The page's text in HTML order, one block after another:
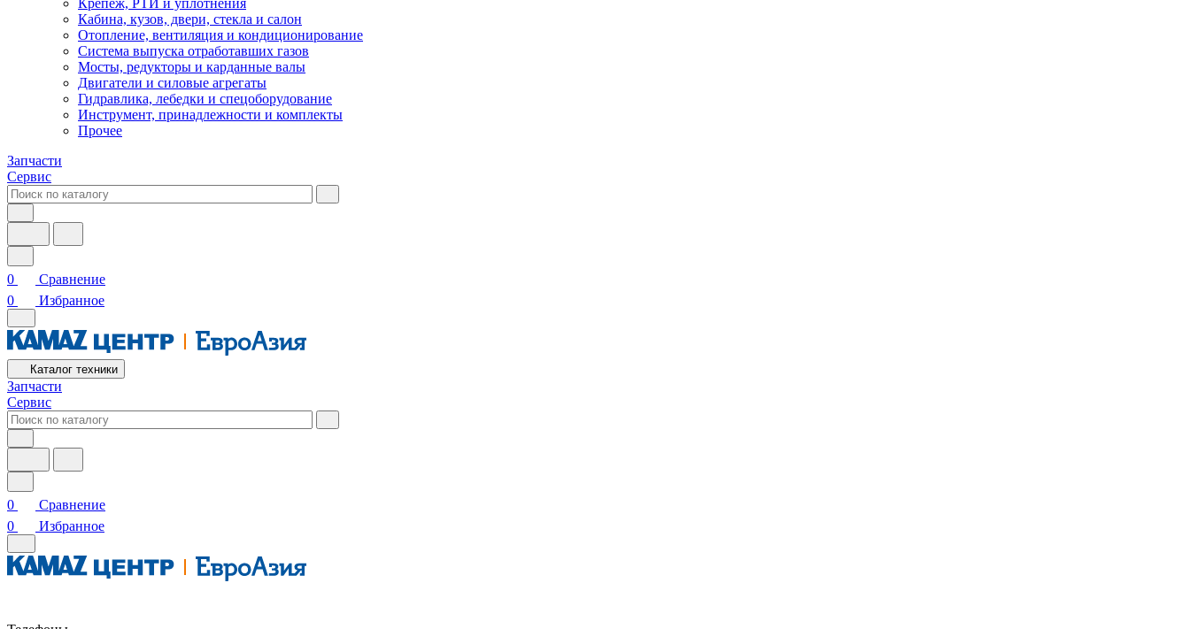
Крепеж, РТИ и уплотнения
Кабина, кузов, двери, стекла и салон
Отопление, вентиляция и кондиционирование
Система выпуска отработавших газов
Мосты, редукторы и карданные валы
Двигатели и силовые агрегаты
Гидравлика, лебедки и спецоборудование
Инструмент, принадлежности и комплекты
Прочее
Запчасти
Сервис
0
Сравнение
0
Избранное
Каталог техники
Запчасти
Сервис
0
Сравнение
0
Избранное